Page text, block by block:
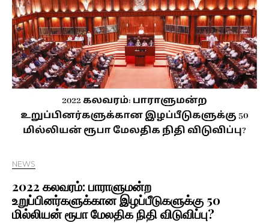
NEWS
2022 கலவரம்: பாராளுமன்ற
உறுப்பினர்களுக்கான இழப்பீடுகளுக்கு 50
மில்லியன் ரூபா மேலதிக நிதி விடுவிப்பு?